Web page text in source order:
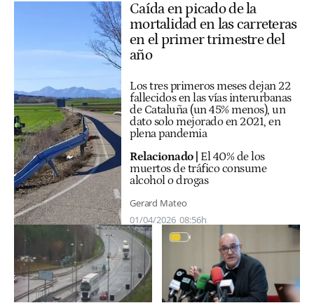
Caída en picado de la
mortalidad en las carreteras
en el primer trimestre del
año
Los tres primeros meses dejan 22
fallecidos en las vías interurbanas
de Cataluña (un 45% menos), un
dato solo mejorado en 2021, en
plena pandemia
Relacionado |
El 40% de los
muertos de tráfico consume
alcohol o drogas
Gerard Mateo
01/04/2026 08:56h